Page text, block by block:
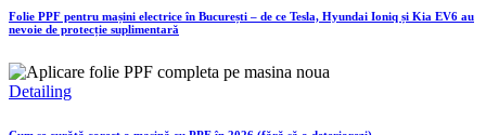
Folie PPF pentru mașini electrice în București – de ce Tesla, Hyundai Ioniq și Kia EV6 au
nevoie de protecție suplimentară
Detailing